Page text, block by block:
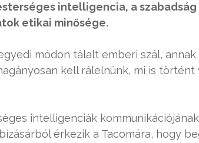
intelligencia, a szabadság
etikai minősége.
módon tálalt emberi szál, annak
kell rálelnünk, mi is történt
intelligenciák kommunikációjának
érkezik a Tacomára, hogy